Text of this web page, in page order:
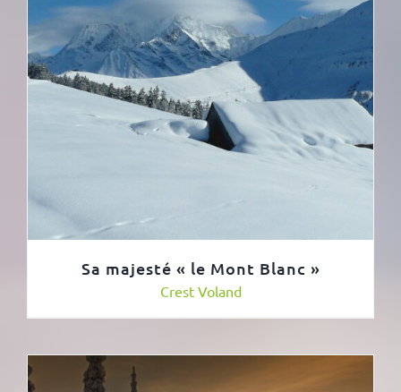
Sa majesté « le Mont Blanc »
Crest Voland